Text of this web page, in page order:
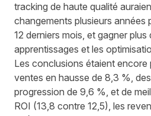
tracking de haute qualité
changements plusieurs années
12 derniers mois, et gagner plus
apprentissages et les
Les conclusions étaient encore
ventes en hausse de 8,3 %,
progression de 9,6 %, et de
ROI (13,8 contre 12,5), les